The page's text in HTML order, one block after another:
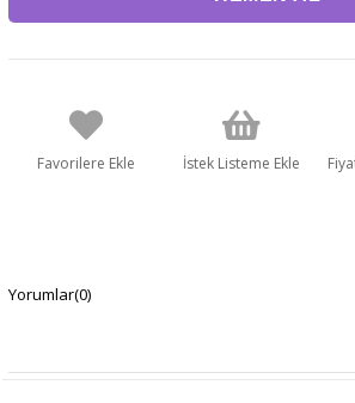
Favorilere Ekle İstek Listeme Ekle
Yorumlar(0)